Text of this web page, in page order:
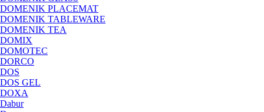
DOMENIK PLACEMAT
DOMENIK TABLEWARE
DOMENIK TEA
DOMIX
DOMOTEC
DORCO
DOS
DOS GEL
DOXA
Dabur